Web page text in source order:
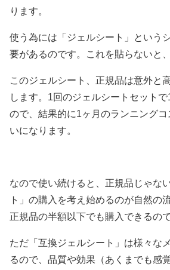
ります。
使う為には「ジェルシート」という
要があるのです。これを貼らないと
このジェルシート、正規品は意外と
します。1回のジェルシートセット
ので、結果的に1ヶ月のランニング
いになります。
なので使い続けると、正規品じゃな
ト」の購入を考え始めるのが自然の
正規品の半額以下でも購入できるので
ただ「互換ジェルシート」は様々な
るので、品質や効果（あくまでも感